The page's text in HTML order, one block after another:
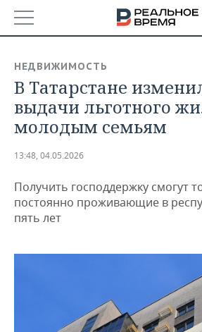
БАШКОРТОСТАН
ТАТАРСТАН
НОВОСТИ
АНАЛИТИКА
ДЕКЛАРАЦИИ О ДОХОДАХ
КОРОЛИ ГОСЗАКАЗА ПФО
НОВОСТИ ЭКОНОМИКИ
ФИНАНСЫ
ИНВЕСТИЦИИ
ПРОМЫШЛЕННОСТЬ
НОВОСТИ
ПРОМЫШЛЕННОСТИ
АГРОПРОМ
НЕФТЕХИМИЯ
НЕДВИЖИМОСТЬ
НОВОСТИ БИЗНЕСА
ТЕХНОЛОГИИ
НЕДВИЖИМОСТЬ
В Татарстане
выдачи льготного
молодым семьям
13:48, 04.05.2026
Получить господдержку смогут
постоянно проживающие в
пять лет